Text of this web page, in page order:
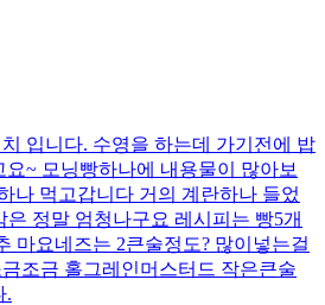
입니다. 수영을 하는데 가기전에 밥
~ 모닝빵하나에 내용물이 많아보
나 먹고갑니다 거의 계란하나 들었
정말 엄청나구요 레시피는 빵5개
마요네즈는 2큰술정도? 많이넣는걸
조금 홀그레인머스터드 작은큰술
.